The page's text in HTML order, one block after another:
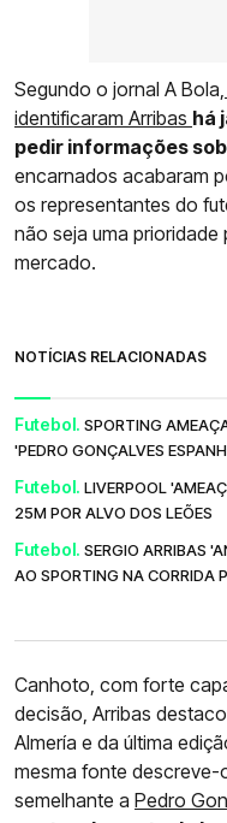
Segundo o jornal A Bola,
identificaram Arribas há
pedir informações
encarnados acabaram
os representantes do
não seja uma
mercado.
NOTÍCIAS RELACIONADAS
Futebol. SPORTING
'PEDRO GONÇALVES
Futebol. LIVERPOOL
25M POR ALVO DOS LEÕES
Futebol. SERGIO ARRIBAS
AO SPORTING NA CORRIDA
Canhoto, com forte
decisão, Arribas
Almería e da última
mesma fonte descreve-
semelhante a Pedro